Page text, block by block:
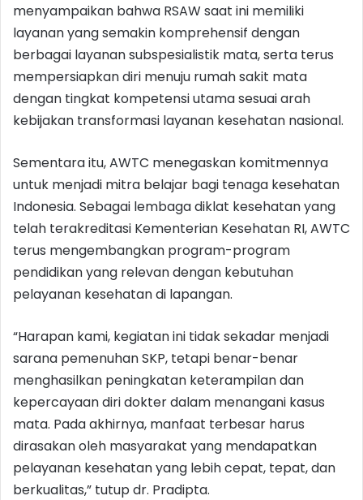
menyampaikan bahwa RSAW saat ini memiliki
layanan yang semakin komprehensif dengan
berbagai layanan subspesialistik mata, serta terus
mempersiapkan diri menuju rumah sakit mata
dengan tingkat kompetensi utama sesuai arah
kebijakan transformasi layanan kesehatan nasional.
Sementara itu, AWTC menegaskan komitmennya
untuk menjadi mitra belajar bagi tenaga kesehatan
Indonesia. Sebagai lembaga diklat kesehatan yang
telah terakreditasi Kementerian Kesehatan RI, AWTC
terus mengembangkan program-program
pendidikan yang relevan dengan kebutuhan
pelayanan kesehatan di lapangan.
“Harapan kami, kegiatan ini tidak sekadar menjadi
sarana pemenuhan SKP, tetapi benar-benar
menghasilkan peningkatan keterampilan dan
kepercayaan diri dokter dalam menangani kasus
mata. Pada akhirnya, manfaat terbesar harus
dirasakan oleh masyarakat yang mendapatkan
pelayanan kesehatan yang lebih cepat, tepat, dan
berkualitas,” tutup dr. Pradipta.